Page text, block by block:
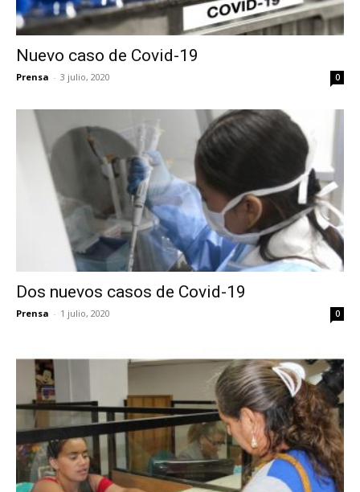
Nuevo caso de Covid-19
Prensa - 3 julio, 2020 0
Dos nuevos casos de Covid-19
Prensa - 1 julio, 2020 0